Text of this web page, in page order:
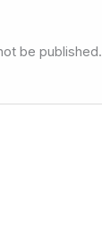
be published.